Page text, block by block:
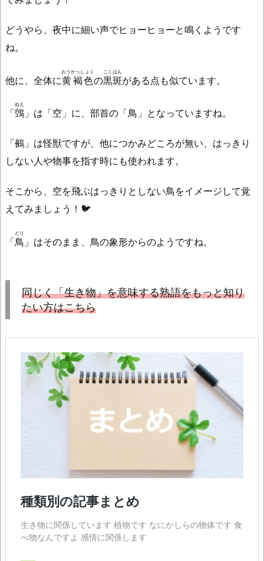
どうやら、夜中に細い声でヒョーヒョーと鳴くようです
ね。
他に、全体に黄褐色
おうかっしょく
の黒斑
こくはん
がある点も似ています。
「鵼
ぬえ
」は「空」に、部首の「鳥」となっていますね。
「鵺」は怪獣ですが、他につかみどころが無い、はっきり
しない人や物事を指す時にも使われます。
そこから、空を飛ぶはっきりとしない鳥をイメージして覚
えてみましょう！🐦
「鳥
どり
」はそのまま、鳥の象形からのようですね。
同じく「生き物」を意味する熟語をもっと知り
たい方はこちら